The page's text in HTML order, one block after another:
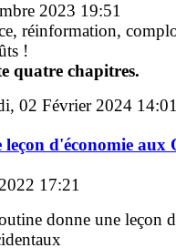
2023 19:51
quatre chapitres.
02 Février 2024
d'économie aux
17:21